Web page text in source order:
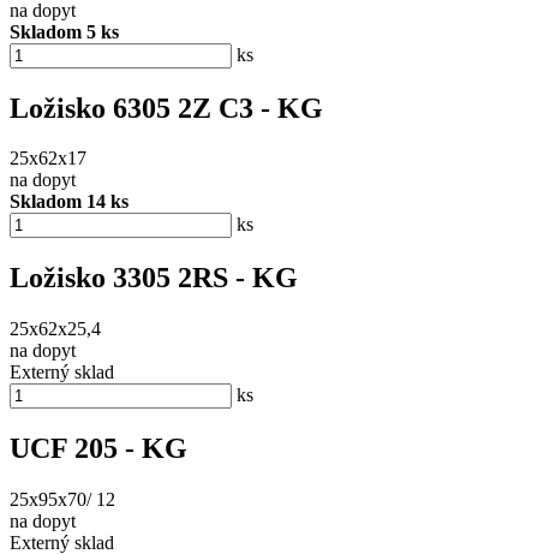
na dopyt
Skladom 5 ks
ks
Ložisko 6305 2Z C3 - KG
25x62x17
na dopyt
Skladom 14 ks
ks
Ložisko 3305 2RS - KG
25x62x25,4
na dopyt
Externý sklad
ks
UCF 205 - KG
25x95x70/ 12
na dopyt
Externý sklad